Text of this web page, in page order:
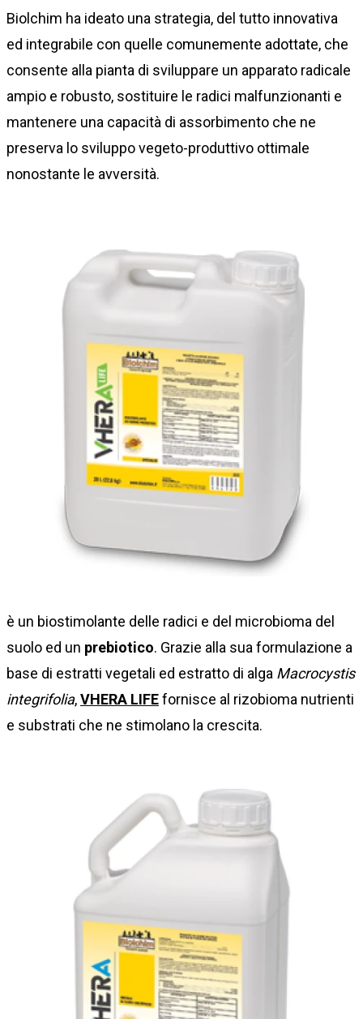
Biolchim ha ideato una strategia, del tutto innovativa
ed integrabile con quelle comunemente adottate, che
consente alla pianta di sviluppare un apparato radicale
ampio e robusto, sostituire le radici malfunzionanti e
mantenere una capacità di assorbimento che ne
preserva lo sviluppo vegeto-produttivo ottimale
nonostante le avversità.
è un biostimolante delle radici e del microbioma del
suolo ed un prebiotico. Grazie alla sua formulazione a
base di estratti vegetali ed estratto di alga Macrocystis
integrifolia,VHERA LIFEfornisce al rizobioma nutrienti
e substrati che ne stimolano la crescita.